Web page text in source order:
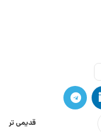
قدیمی تر